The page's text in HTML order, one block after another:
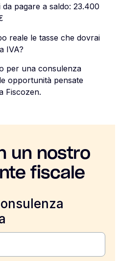
pagare a saldo: 23.400
reale le tasse che dovrai
IVA?
per una consulenza
opportunità pensate
Fiscozen.
un nostro
fiscale